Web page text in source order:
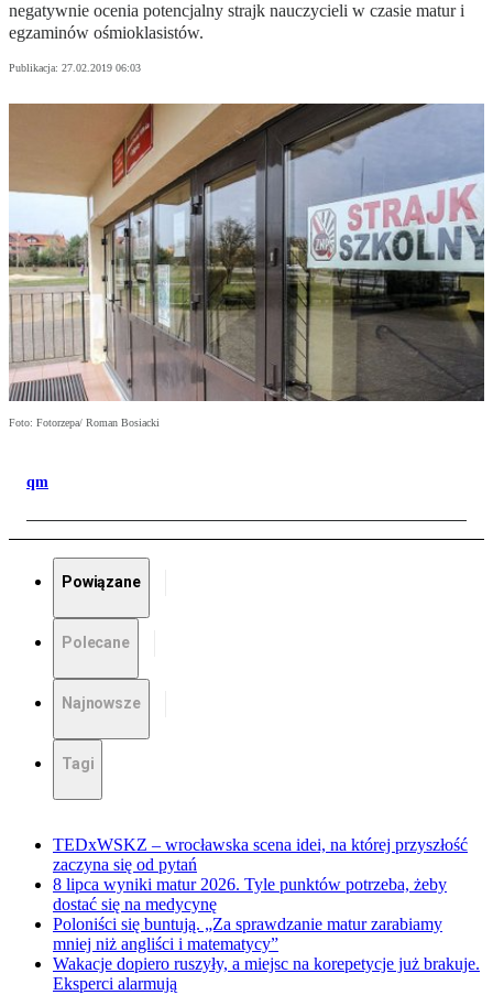
negatywnie ocenia potencjalny strajk nauczycieli w czasie matur i
egzaminów ośmioklasistów.
Publikacja: 27.02.2019 06:03
Foto: Fotorzepa/ Roman Bosiacki
qm
Powiązane
Polecane
Najnowsze
Tagi
TEDxWSKZ – wrocławska scena idei, na której przyszłość
zaczyna się od pytań
8 lipca wyniki matur 2026. Tyle punktów potrzeba, żeby
dostać się na medycynę
Poloniści się buntują. „Za sprawdzanie matur zarabiamy
mniej niż angliści i matematycy”
Wakacje dopiero ruszyły, a miejsc na korepetycje już brakuje.
Eksperci alarmują